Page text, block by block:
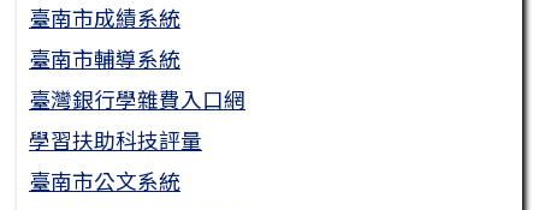
臺南市成績系統
臺南市輔導系統
臺灣銀行學雜費入口網
學習扶助科技評量
臺南市公文系統